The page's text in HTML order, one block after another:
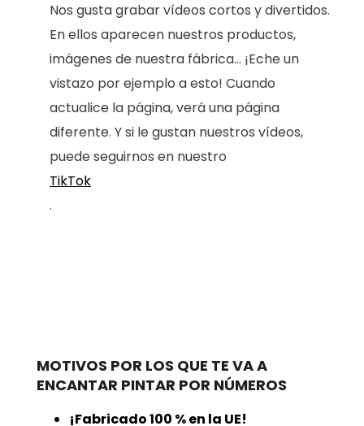
Nos gusta grabar vídeos cortos y divertidos.
En ellos aparecen nuestros productos,
imágenes de nuestra fábrica... ¡Eche un
vistazo por ejemplo a esto! Cuando
actualice la página, verá una página
diferente. Y si le gustan nuestros vídeos,
puede seguirnos en nuestro
TikTok
.
MOTIVOS POR LOS QUE TE VA A
ENCANTAR PINTAR POR NÚMEROS
¡Fabricado 100 % en la UE!